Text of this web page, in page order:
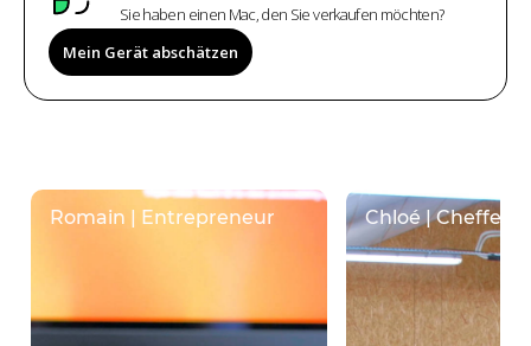
Sie haben einen Mac, den Sie verkaufen möchten?
Mein Gerät abschätzen